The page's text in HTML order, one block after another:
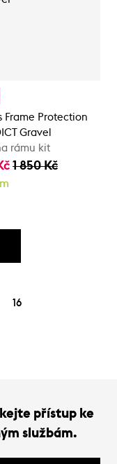
Frame Protection
Gravel
rámu kit
1 850 Kč
16
přístup ke
službám.